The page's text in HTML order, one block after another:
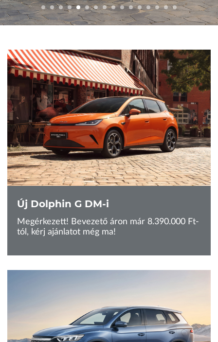
VW Service Schiller
Új Dolphin G DM-i
Megérkezett! Bevezető áron már 8.390.000 Ft-
tól, kérj ajánlatot még ma!